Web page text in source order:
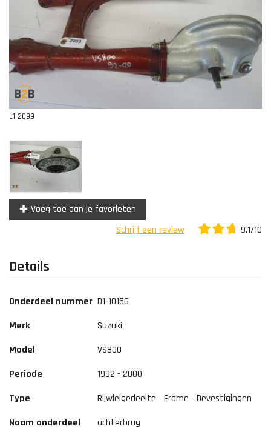
Contact
L1-2099
Voeg toe aan je favorieten
Schrijf een review
9.1/10
Details
Onderdeel nummer D1-10156
Merk
Suzuki
Model
VS800
Periode
1992 - 2000
Type
Rijwielgedeelte - Frame - Bevestigingen
Naam onderdeel
achterbrug